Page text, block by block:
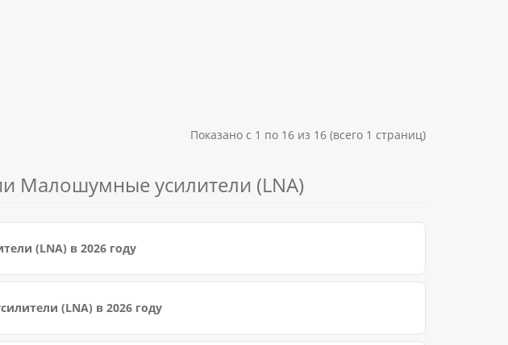
Показано с 1 по 16 из 16 (всего 1 страниц)
Малошумные усилители (LNA)
(LNA) в 2026 году
(LNA) в 2026 году